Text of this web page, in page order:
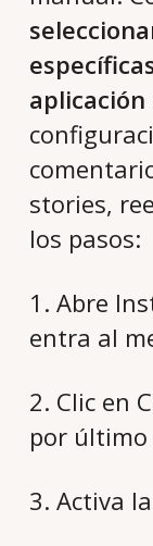
stories,
los pasos:
1. Abre
entra al
2. Clic en
por último
3. Activa